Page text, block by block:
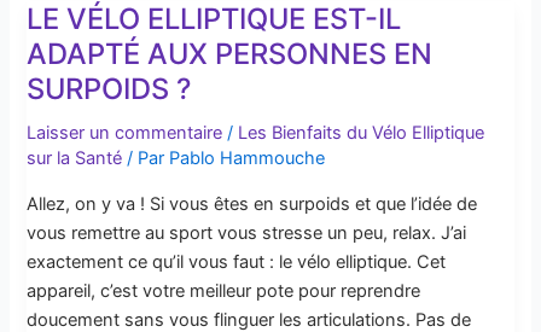
LE VÉLO ELLIPTIQUE EST-IL
ADAPTÉ AUX PERSONNES EN
SURPOIDS ?
Laisser un commentaire / Les Bienfaits du Vélo Elliptique
sur la Santé / Par Pablo Hammouche
Allez, on y va ! Si vous êtes en surpoids et que l’idée de
vous remettre au sport vous stresse un peu, relax. J’ai
exactement ce qu’il vous faut : le vélo elliptique. Cet
appareil, c’est votre meilleur pote pour reprendre
doucement sans vous flinguer les articulations. Pas de
Le
Vélo
Elliptique
est-
il
Adapté
Personnes
en
Surpoids
?